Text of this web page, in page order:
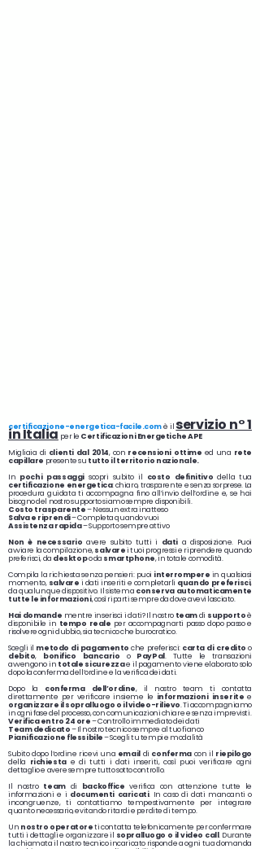
certificazione-energetica-facile.comè ilservizio n° 1
in Italia per le Certificazioni Energetiche APE
Migliaia di clienti dal 2014, con recensioni ottime ed una rete
capillare presente su tutto il territorio nazionale.
In pochi passaggiscopri subito il costo definitivo della tua
certificazione energetica: chiaro, trasparente e senza sorprese. La
procedura guidata ti accompagna fino all’invio dell’ordine e, se hai
bisogno del nostro supporto siamo sempre disponibili.
Costo trasparente– Nessun extra inatteso
Salva e riprendi– Completa quando vuoi
Assistenza rapida– Supporto sempre attivo
Non è necessario avere subito tutti i datia disposizione. Puoi
avviare la compilazione,salvarei tuoi progressi e riprendere quando
preferisci, da desktopo da smartphone, in totale comodità.
Compila la richiesta senza pensieri: puoi interrompere in qualsiasi
momento, salvare i dati inseriti e completarli quando preferisci,
da qualunque dispositivo. Il sistema conserva automaticamente
tutte le informazioni, così riparti sempre da dove avevi lasciato.
Hai domande mentre inserisci i dati? Il nostro teamdi supportoè
disponibile in tempo reale per accompagnarti passo dopo passo e
risolvere ogni dubbio, sia tecnico che burocratico.
Scegli il metodo di pagamento che preferisci: carta di credito o
debito, bonifico bancario o PayPal. Tutte le transazioni
avvengono in totale sicurezzae il pagamento viene elaborato solo
dopo la conferma dell’ordine e la verifica dei dati.
Dopo la conferma dell’ordine, il nostro team ti contatta
direttamente per verificare insieme le informazioni inserite e
organizzare il sopralluogo o il video-rilievo. Ti accompagniamo
in ogni fase del processo, con comunicazioni chiare e senza imprevisti.
Verifica entro 24 ore– Controllo immediato dei dati
Team dedicato– Il nostro tecnico sempre al tuo fianco
Pianificazione flessibile– Scegli tu tempi e modalità
Subito dopo l’ordine ricevi una emaildi confermacon il riepilogo
della richiestae di tutti i dati inseriti, così puoi verificare ogni
dettaglio e avere sempre tutto sotto controllo.
Il nostro teamdi backofficeverifica con attenzione tutte le
informazioni e i documenti caricati. In caso di dati mancanti o
incongruenze, ti contattiamo tempestivamente per integrare
quanto necessario, evitando ritardi e perdite di tempo.
Un nostro operatoreti contatta telefonicamente per confermare
tutti i dettagli e organizzare il sopralluogo o il video call. Durante
la chiamata il nostro tecnico incaricato risponde a ogni tua domanda